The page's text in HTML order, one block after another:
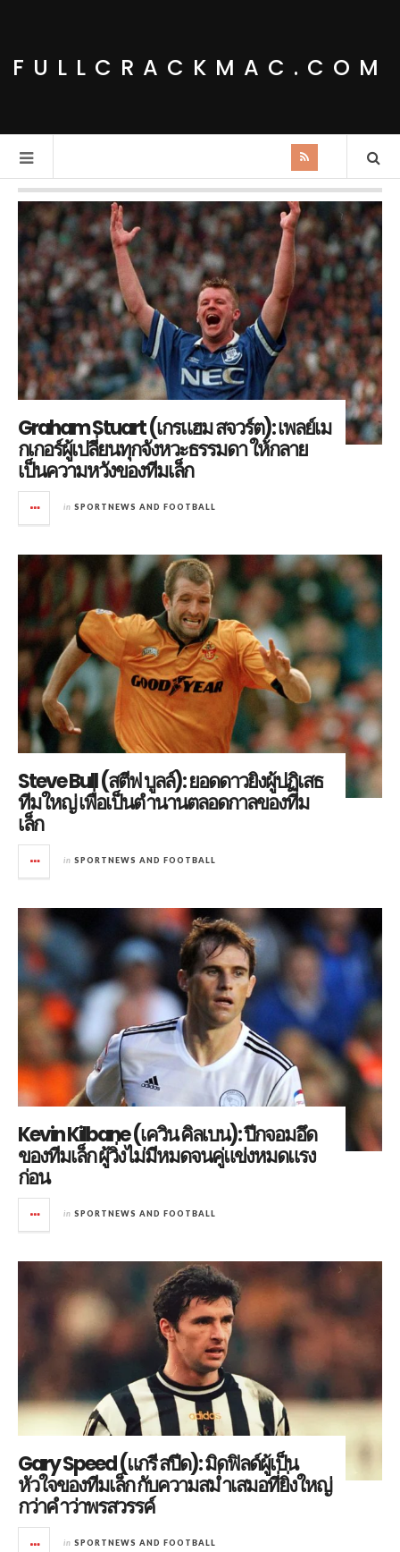
FULLCRACKMAC.COM
Graham Stuart (เกรแฮม สจวร์ต): เพลย์เม
กเกอร์ผู้เปลี่ยนทุกจังหวะธรรมดา ให้กลาย
เป็นความหวังของทีมเล็ก
in SPORTNEWS AND FOOTBALL
Steve Bull (สตีฟ บูลล์): ยอดดาวยิงผู้ปฏิเสธ
ทีมใหญ่ เพื่อเป็นตำนานตลอดกาลของทีม
เล็ก
in SPORTNEWS AND FOOTBALL
Kevin Kilbane (เควิน คิลเบน): ปีกจอมอึด
ของทีมเล็ก ผู้วิ่งไม่มีหมดจนคู่แข่งหมดแรง
ก่อน
in SPORTNEWS AND FOOTBALL
Gary Speed (แกรี สปีด): มิดฟิลด์ผู้เป็น
หัวใจของทีมเล็ก กับความสม่ำเสมอที่ยิ่งใหญ่
กว่าคำว่าพรสวรรค์
in SPORTNEWS AND FOOTBALL